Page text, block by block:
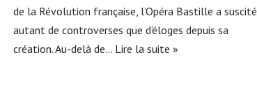
de la Révolution française, l’Opéra Bastille a suscité
autant de controverses que d’éloges depuis sa
création. Au-delà de… Lire la suite »